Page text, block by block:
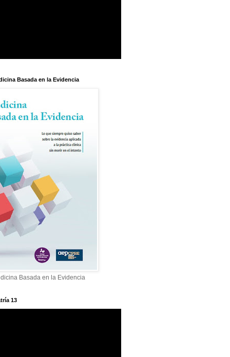
Basada en la Evidencia
Basada en la Evidencia
13